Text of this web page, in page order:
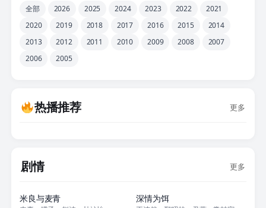
全部 2026 2025 2024 2023 2022
2021
2020
2019 2018 2017 2016 2015
2014
2013
2012 2011 2010 2009 2008
2007
2006
2005
热播推荐 更多
剧情 更多
米良与麦青 深情为饵